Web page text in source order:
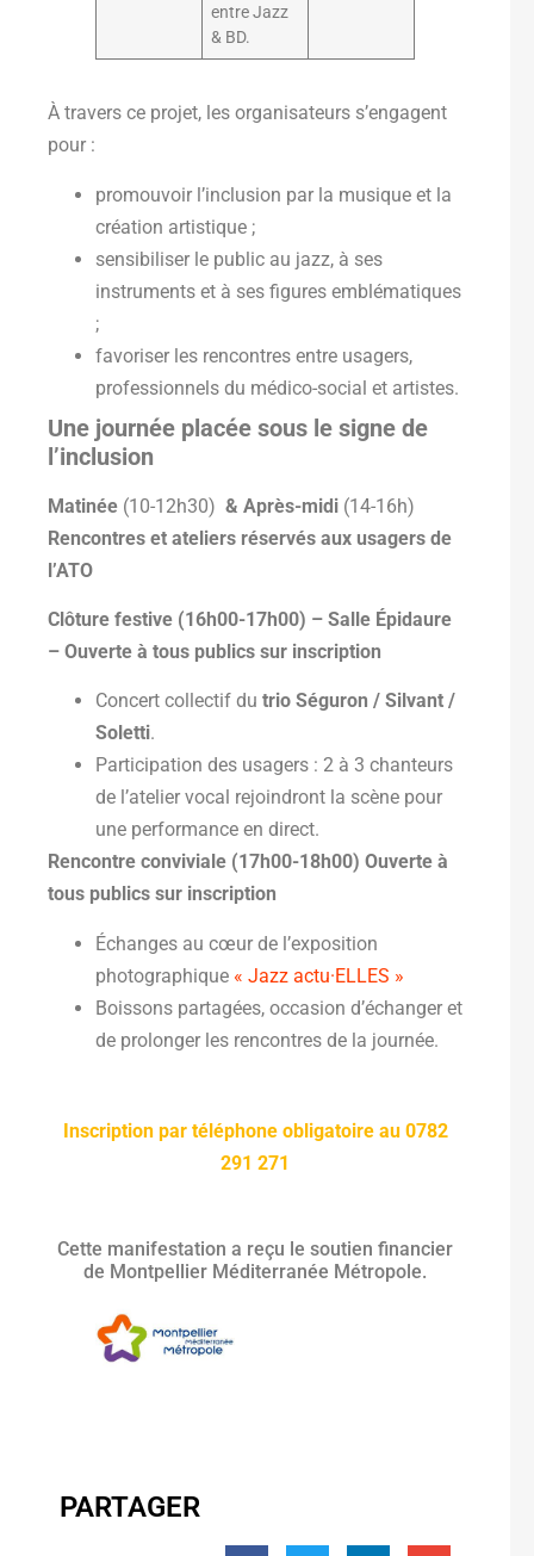
entre Jazz
& BD.
À travers ce projet, les organisateurs s’engagent
pour :
promouvoir l’inclusion par la musique et la
création artistique ;
sensibiliser le public au jazz, à ses
instruments et à ses figures emblématiques
;
favoriser les rencontres entre usagers,
professionnels du médico-social et artistes.
Une journée placée sous le signe de
l’inclusion
Matinée (10-12h30) & Après-midi (14-16h)
Rencontres et ateliers réservés aux usagers de
l’ATO
Clôture festive (16h00-17h00) – Salle Épidaure
– Ouverte à tous publics sur inscription
Concert collectif du trio Séguron / Silvant /
Soletti.
Participation des usagers : 2 à 3 chanteurs
de l’atelier vocal rejoindront la scène pour
une performance en direct.
Rencontre conviviale (17h00-18h00) Ouverte à
tous publics sur inscription
Échanges au cœur de l’exposition
photographique « Jazz actu·ELLES »
Boissons partagées, occasion d’échanger et
de prolonger les rencontres de la journée.
Inscription par téléphone obligatoire au 0782
291 271
Cette manifestation a reçu le soutien financier
de Montpellier Méditerranée Métropole.
PARTAGER